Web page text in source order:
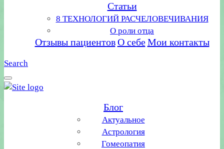
Статьи
8 ТЕХНОЛОГИЙ РАСЧЕЛОВЕЧИВАНИЯ
О роли отца
Отзывы пациентов О себе Мои контакты
Search
Блог
Актуальное
Астрология
Гомеопатия